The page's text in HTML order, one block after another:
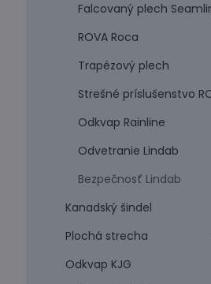
Falcovaný plech
ROVA Roca
Trapézový plech
Strešné príslušenstvo
Odkvap Rainline
Odvetranie Lindab
Bezpečnosť Lindab
Kanadský šindel
Plochá strecha
Odkvap KJG